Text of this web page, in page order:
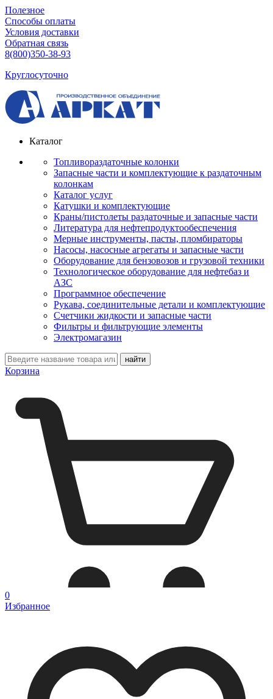
Полезное
Способы оплаты
Условия доставки
Обратная связь
8(800)350-38-93
Круглосуточно
Каталог
Топливораздаточные колонки
Запасные части и комплектующие к раздаточным
колонкам
Каталог услуг
Катушки и комплектующие
Краны/пистолеты раздаточные и запасные части
Литература для нефтепродуктообеспечения
Мерные инструменты, пасты, пломбираторы
Насосы, насосные агрегаты и запасные части
Оборудование для бензовозов и грузовой техники
Технологическое оборудование для нефтебаз и
АЗС
Программное обеспечение
Рукава, соединительные детали и комплектующие
Счетчики жидкости и запасные части
Фильтры и фильтрующие элементы
Электромагазин
Корзина
0
Избранное